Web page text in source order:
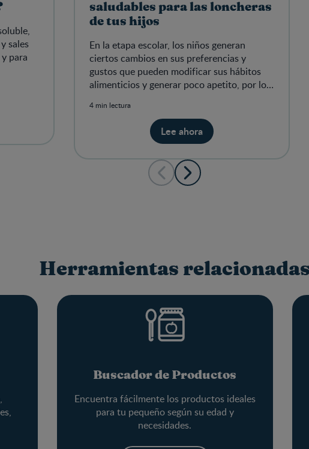
sales
para
saludables para las loncheras
de tus hijos
En la etapa escolar, los niños generan
ciertos cambios en sus preferencias y
gustos que pueden modificar sus hábitos
alimenticios y generar poco apetito, por lo
4 min lectura
Lee ahora
Herramientas
Buscador de Productos
Encuentra fácilmente los productos ideales
para tu pequeño según su edad y
necesidades.